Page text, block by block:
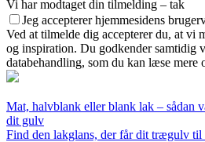
Vi har modtaget din tilmelding – tak
Jeg accepterer hjemmesidens
Ved at tilmelde dig accepterer du, at vi
og inspiration. Du godkender samtidig
databehandling, som du kan læse mere
Mat, halvblank eller blank lak – sådan
dit gulv
Find den lakglans, der får dit trægulv til